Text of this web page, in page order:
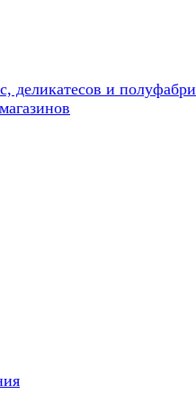
деликатесов и